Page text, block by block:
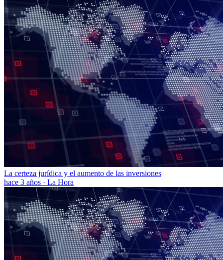
La certeza jurídica y el aumento de las inversiones
hace 3 años · La Hora